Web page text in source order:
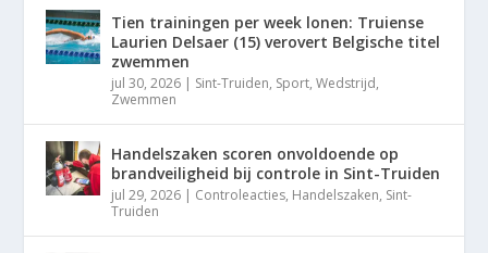
Tien trainingen per week lonen: Truiense
Laurien Delsaer (15) verovert Belgische titel
zwemmen
jul 30, 2026 | Sint-Truiden, Sport,Wedstrijd,
Zwemmen
Handelszaken scoren onvoldoende op
brandveiligheid bij controle in Sint-Truiden
jul 29, 2026 | Controleacties, Handelszaken, Sint-
Truiden